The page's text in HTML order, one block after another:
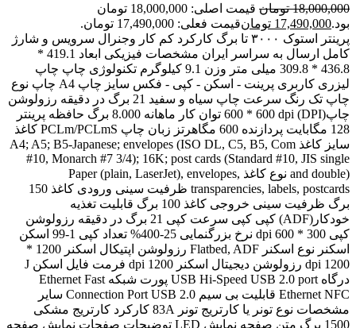
18,000,000 تومان
قیمت اصلی: 18,000,000 تومان
بود.17,490,000 تومانقیمت فعلی: 17,490,000 تومان.
پرینتر استوک ۳۰۰۰ تا برگ کارکرد کم کار وجنرال سرویس و شارژ
کامل ارسال به سراسر ایران مشخصات فیزیکی ابعاد 419.1 *
436.8 * 309.8 میلی متر وزن 9.1 کیلوگرم تکنولوژی چاپ چاپ
لیزری کاربری پرینت - اسکن - کپی - فکس سایز چاپ A4 چاپ نوع
چاپ تک رنگ سرعت چاپ سیاه و سفید 21 برگ در دقیقه رزولوشن
چاپ(DPI) 600 * 600 dpi توان کار ماهانه 8.000 برگ حافظه پرینتر
128 مگابایت پردازنده 600 مگاهرتز زبان چاپ PCLm/PCLmS کاغذ
سایز کاغذ A4; A5; B5-Japanese; envelopes (ISO DL, C5, B5, Com
#10, Monarch #7 3/4); 16K; post cards (Standard #10, JIS single
and double) نوع کاغذ Paper (plain, LaserJet), envelopes,
transparencies, labels, postcards ظرفیت سینی ورودی کاغذ 150
برگ ظرفیت سینی خروجی کاغذ 100 برگ قابلیت تغذیه
خودکار(ADF) کپی کپی سرعت کپی 21 برگ در دقیقه رزولوشن
کپی 300 * 600 dpi نرخ بزرگنمایی 25-400% تعداد کپی 1-99 اسکن
اسکنر نوع اسکنر Flatbed, ADF رزولوشن اپتیکال اسکنر 1200 *
1200 dpi رزولوشن دیجیتال اسکنر 1200 dpi فرمت فایل اسکن J
درگاه USB Hi-Speed USB 2.0 port پورت شبکه Ethernet Fast
Ethernet NFC قابلیت بی سیم Connection Port USB 2.0 سایر
مشخصات نوع تونر یا کارتریج تونر 83A کارکرد کارتریج مشکی
1500 برگ متن صفحه نمایش LED توضیحات صفحات نمایش صفحه